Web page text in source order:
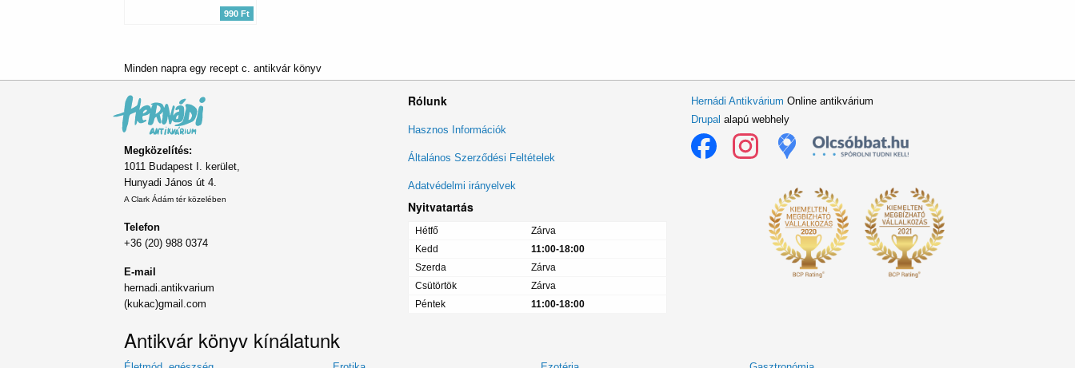
990 Ft
Minden napra egy recept c. antikvár könyv
Megközelítés:
1011 Budapest I. kerület,
Hunyadi János út 4.
A Clark Ádám tér közelében
Telefon
+36 (20) 988 0374
E-mail
hernadi.antikvarium
(kukac)gmail.com
Rólunk
Lábléc
menü
Hasznos Információk
Általános Szerződési Feltételek
Adatvédelmi irányelvek
Nyitvatartás
Hétfő
Zárva
Kedd
11:00-18:00
Szerda
Zárva
Csütörtök
Zárva
Péntek
11:00-18:00
Hernádi Antikvárium Online antikvárium
Drupal alapú webhely
Antikvár könyv kínálatunk